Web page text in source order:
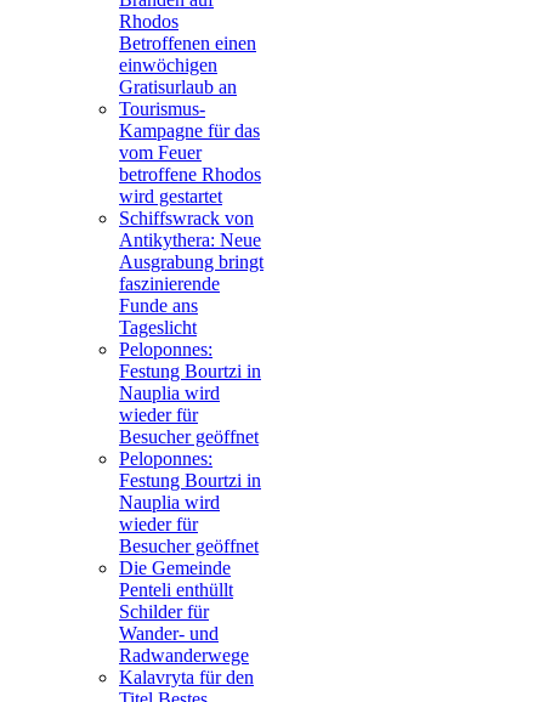
Rhodos
Betroffenen einen
einwöchigen
Gratisurlaub an
Tourismus-
Kampagne für das
vom Feuer
betroffene Rhodos
wird gestartet
Schiffswrack von
Antikythera: Neue
Ausgrabung bringt
faszinierende
Funde ans
Tageslicht
Peloponnes:
Festung Bourtzi in
Nauplia wird
wieder für
Besucher geöffnet
Peloponnes:
Festung Bourtzi in
Nauplia wird
wieder für
Besucher geöffnet
Die Gemeinde
Penteli enthüllt
Schilder für
Wander- und
Radwanderwege
Kalavryta für den